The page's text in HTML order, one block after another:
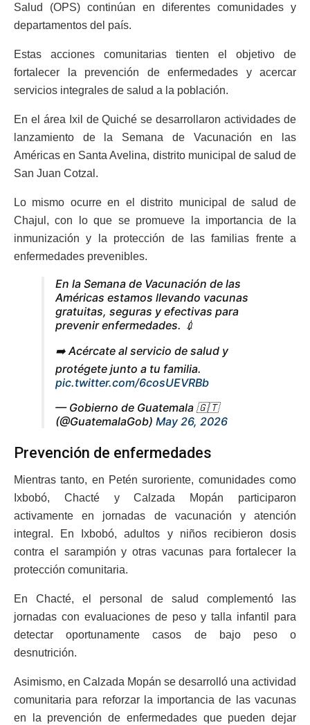
Salud (OPS) continúan en diferentes comunidades y
departamentos del país.
Estas acciones comunitarias tienten el objetivo de
fortalecer la prevención de enfermedades y acercar
servicios integrales de salud a la población.
En el área Ixil de Quiché se desarrollaron actividades de
lanzamiento de la Semana de Vacunación en las
Américas en Santa Avelina, distrito municipal de salud de
San Juan Cotzal.
Lo mismo ocurre en el distrito municipal de salud de
Chajul, con lo que se promueve la importancia de la
inmunización y la protección de las familias frente a
enfermedades prevenibles.
En la Semana de Vacunación de las
Américas estamos llevando vacunas
gratuitas, seguras y efectivas para
prevenir enfermedades. 💉
➡️ Acércate al servicio de salud y
protégete junto a tu familia.
pic.twitter.com/6cosUEVRBb
— Gobierno de Guatemala 🇬🇹
(@GuatemalaGob) May 26, 2026
Prevención de enfermedades
Mientras tanto, en Petén suroriente, comunidades como
Ixbobó, Chacté y Calzada Mopán participaron
activamente en jornadas de vacunación y atención
integral. En Ixbobó, adultos y niños recibieron dosis
contra el sarampión y otras vacunas para fortalecer la
protección comunitaria.
En Chacté, el personal de salud complementó las
jornadas con evaluaciones de peso y talla infantil para
detectar oportunamente casos de bajo peso o
desnutrición.
Asimismo, en Calzada Mopán se desarrolló una actividad
comunitaria para reforzar la importancia de las vacunas
en la prevención de enfermedades que pueden dejar